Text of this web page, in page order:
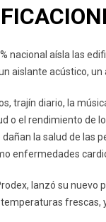
nacional aísla las
aislante acústico,
trajín diario, la
o el rendimiento de
la salud de las
enfermedades
lanzó su nuevo